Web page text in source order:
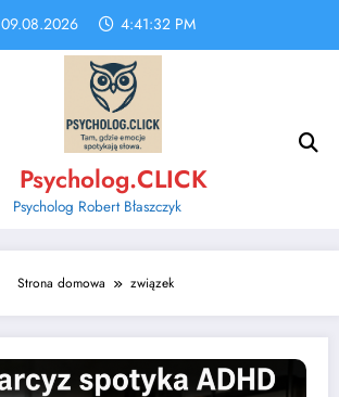
09.08.2026 4:41:32 PM
Psycholog.CLICK
Psycholog Robert Błaszczyk
Strona domowa związek